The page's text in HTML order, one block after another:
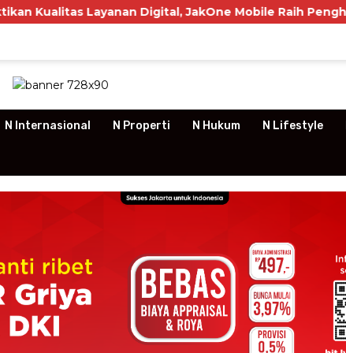
Digital, JakOne Mobile Raih Penghargaan Nasional
N Internasional N Properti N Hukum N Lifestyle